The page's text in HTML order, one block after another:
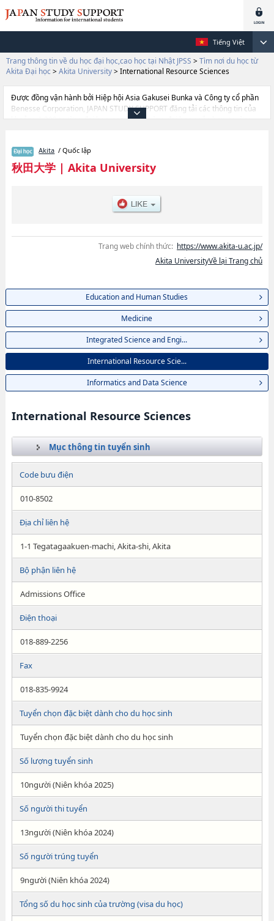
Tiếng Việt
Trang thông tin về du học đại học,cao học tại Nhật JPSS > Tìm nơi du học từ
Akita Đại học > Akita University> International Resource Sciences
Được đồng vận hành bởi Hiệp hội Asia Gakusei Bunka và Công ty cổ phần
Benesse Corporation, JAPAN STUDY SUPPORT đăng tải các thông tin của
khoảng 1.300 trường đại học, cao học, trường đại học ngắn hạn, trường
thiết dành cho du học sinh, như là về các Ngành Education and Human
StudieshoặcNgành MedicinehoặcNgành Integrated Science and
Engineering for EnvironmentshoặcNgành International Resource
ngành học, thông tin liên quan đến thi tuyển như số lượng tuyển sinh, số
lượng trúng tuyển, cở sở trang thiết bị, hướng dẫn địa điểm v.v...
Akita / Quốc lập
秋田大学| Akita University
Trang web chính thức: https://www.akita-u.ac.jp/
Akita UniversityVề lại Trang chủ
Education and Human Studies
Medicine
Integrated Science and Engi...
International Resource Scie...
Informatics and Data Science
International Resource Sciences
Mục thông tin tuyển sinh
Code bưu điện
010-8502
Địa chỉ liên hệ
1-1 Tegatagaakuen-machi, Akita-shi, Akita
Bộ phận liên hệ
Admissions Office
Điện thoại
018-889-2256
Fax
018-835-9924
Tuyển chọn đặc biệt dành cho du học sinh
Tuyển chọn đặc biệt dành cho du học sinh
Số lượng tuyển sinh
10người (Niên khóa 2025)
Số người thi tuyển
13người (Niên khóa 2024)
Số người trúng tuyển
9người (Niên khóa 2024)
Tổng số du học sinh của trường (visa du học)